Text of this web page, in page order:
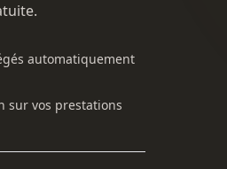
automatiquement
sur vos prestations